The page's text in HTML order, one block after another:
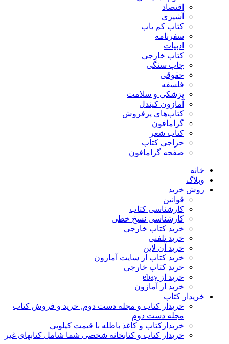
اقتصاد
آشپزی
کتاب کم یاب
سفرنامه
ادبیات
کتاب خارجی
چاپ سنگی
حقوقی
فلسفه
پزشکی و سلامت
آمازون کیندل
کتاب‌های پرفروش
گرامافون
کتاب شعر
حراجی کتاب
صفحه گرامافون
خانه
وبلاگ
روش خرید
قوانین
کارشناسی کتاب
کارشناسی نسخ خطی
خرید کتاب خارجی
خرید تلفنی
خرید آن لاین
خرید کتاب از سایت آمازون
خرید کتاب خارجی
خرید از ebay
خرید از آمازون
خریدار کتاب
خریدار کتاب و مجله دست دوم, خرید و فروش کتاب
مجله دست دوم
خریدارکتاب و کاغذ باطله با قیمت کیلویی
خریدار کتاب و کتابخانه شخصی شما شامل کتابهای غیر